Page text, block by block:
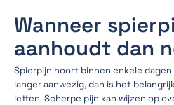
Wanneer
aanhoudt dan
Spierpijn hoort binnen enkele
langer aanwezig, dan is het
letten. Scherpe pijn kan wijzen op